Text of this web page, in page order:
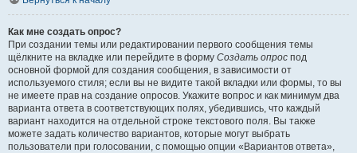
Как мне создать опрос?
При создании темы или редактировании первого сообщения темы
щёлкните на вкладке или перейдите в форму Создать опрос под
основной формой для создания сообщения, в зависимости от
используемого стиля; если вы не видите такой вкладки или формы, то вы
не имеете прав на создание опросов. Укажите вопрос и как минимум два
варианта ответа в соответствующих полях, убедившись, что каждый
вариант находится на отдельной строке текстового поля. Вы также
можете задать количество вариантов, которые могут выбрать
пользователи при голосовании, с помощью опции «Вариантов ответа»,